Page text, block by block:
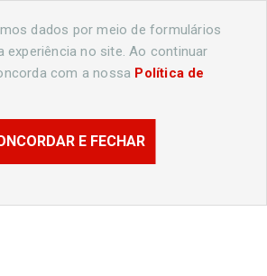
Contato
(44) 99883-8883
dados por meio de formulários
experiência no site. Ao continuar
com a nossa Política de
E FECHAR